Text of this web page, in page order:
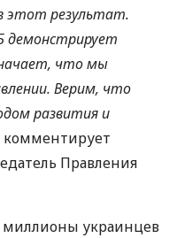
этот результат.
демонстрирует
что мы
Верим, что
развития и
Правления
миллионы украинцев